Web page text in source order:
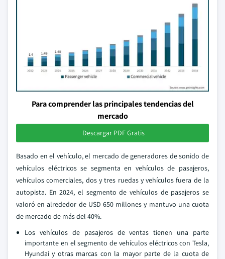
Para comprender las principales tendencias del
mercado
Descargar PDF Gratis
Basado en el vehículo, el mercado de generadores de sonido de
vehículos eléctricos se segmenta en vehículos de pasajeros,
vehículos comerciales, dos y tres ruedas y vehículos fuera de la
autopista. En 2024, el segmento de vehículos de pasajeros se
valoró en alrededor de USD 650 millones y mantuvo una cuota
de mercado de más del 40%.
Los vehículos de pasajeros de ventas tienen una parte
importante en el segmento de vehículos eléctricos con Tesla,
Hyundai y otras marcas con la mayor parte de la cuota de